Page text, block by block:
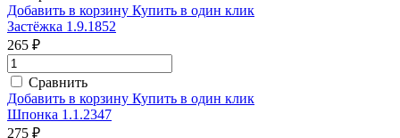
Добавить в корзину Купить в один клик
Застёжка 1.9.1852
265 ₽
Сравнить
Добавить в корзину Купить в один клик
Шпонка 1.1.2347
275 ₽